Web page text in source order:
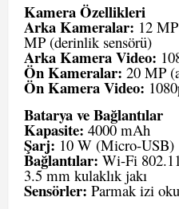
Kamera Özellikleri
Arka Kameralar: 12
MP (derinlik sensörü)
Arka Kamera Video:
Ön Kameralar: 20 MP
Ön Kamera Video:
Batarya ve Bağlantılar
Kapasite: 4000 mAh
Şarj: 10 W (Micro-USB)
Bağlantılar:Wi-Fi
3.5 mm kulaklık jakı
Sensörler: Parmak izi